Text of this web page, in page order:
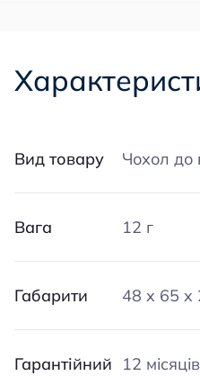
Вид товару Чохол до
Вага 12 г
Габарити 48 x 65 x
Гарантійний
12 місяців